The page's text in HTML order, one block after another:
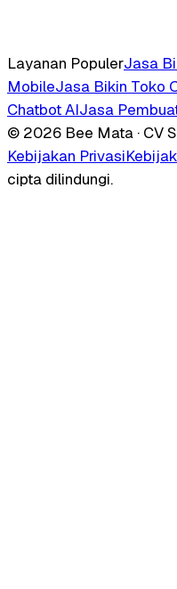
Layanan PopulerJasa
MobileJasa Bikin Toko
Chatbot AIJasa
© 2026 Bee Mata · CV
Kebijakan Privasi
cipta dilindungi.